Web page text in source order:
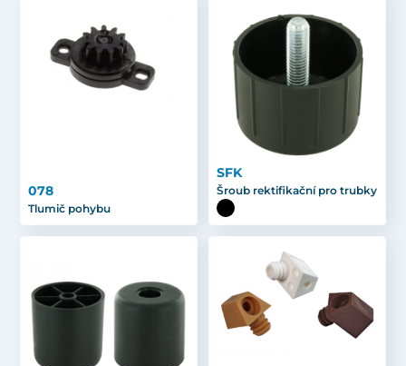
078
Tlumič pohybu
SFK
Šroub rektifikační pro trubky